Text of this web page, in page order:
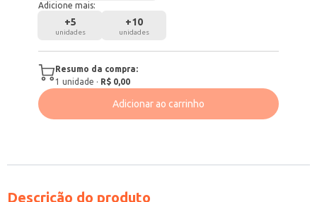
Adicione mais:
+5
unidades
+10
unidades
Resumo da compra:
1 unidade · R$ 0,00
Adicionar ao carrinho
Descrição do produto